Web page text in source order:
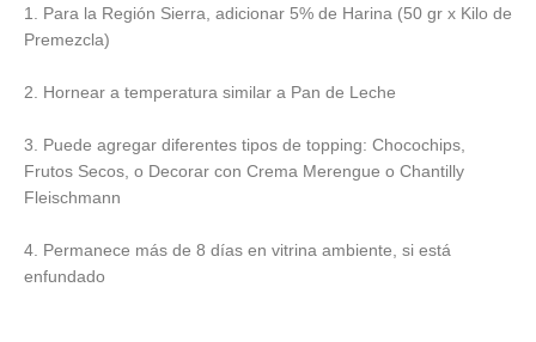
1. Para la Región Sierra, adicionar 5% de Harina (50 gr x Kilo de
Premezcla)
2. Hornear a temperatura similar a Pan de Leche
3. Puede agregar diferentes tipos de topping: Chocochips,
Frutos Secos, o Decorar con Crema Merengue o Chantilly
Fleischmann
4. Permanece más de 8 días en vitrina ambiente, si está
enfundado